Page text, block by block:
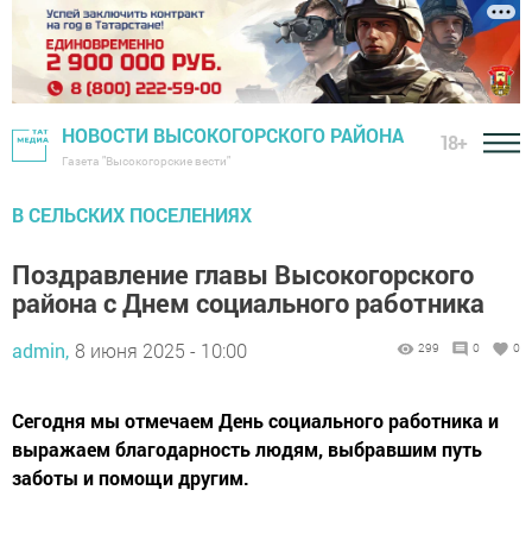
НОВОСТИ ВЫСОКОГОРСКОГО РАЙОНА
Газета "Высокогорские вести"
18+
В СЕЛЬСКИХ ПОСЕЛЕНИЯХ
Поздравление главы Высокогорского
района с Днем социального работника
admin, 8 июня 2025 - 10:00 299 0 0
Сегодня мы отмечаем День социального работника и
выражаем благодарность людям, выбравшим путь
заботы и помощи другим.